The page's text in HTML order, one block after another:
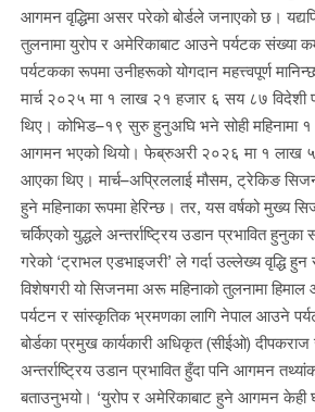
आगमन वृद्धिमा असर परेको बोर्डले जनाएको छ।
तुलनामा युरोप र अमेरिकाबाट आउने पर्यटक संख्या
पर्यटकका रूपमा उनीहरूको योगदान महत्त्वपूर्ण
मार्च २०२५ मा १ लाख २१ हजार ६ सय ८७ विदेशी
थिए। कोभिड–१९ सुरु हुनुअघि भने सोही
आगमन भएको थियो। फेब्रुअरी २०२६ मा १ लाख
आएका थिए। मार्च–अप्रिललाई मौसम, ट्रेकिङ
हुने महिनाका रूपमा हेरिन्छ। तर, यस वर्षको मुख्य
चर्किएको युद्धले अन्तर्राष्ट्रिय उडान प्रभावित
गरेको ‘ट्राभल एडभाइजरी’ ले गर्दा उल्लेख्य वृद्धि
विशेषगरी यो सिजनमा अरू महिनाको तुलनामा
पर्यटन र सांस्कृतिक भ्रमणका लागि नेपाल आउने
बोर्डका प्रमुख कार्यकारी अधिकृत (सीईओ) दीपकराज
अन्तर्राष्ट्रिय उडान प्रभावित हुँदा पनि आगमन
बताउनुभयो। ‘युरोप र अमेरिकाबाट हुने आगमन केही